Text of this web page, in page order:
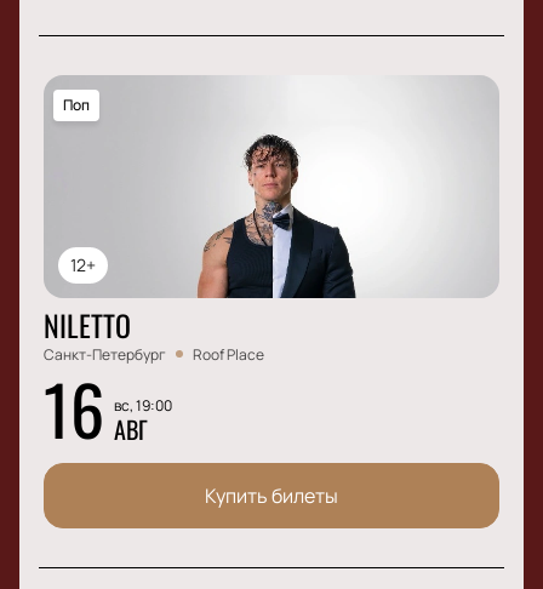
12+
Поп
NILETTO
Санкт-Петербург Roof Place
16 вс, 19:00
АВГ
Купить билеты